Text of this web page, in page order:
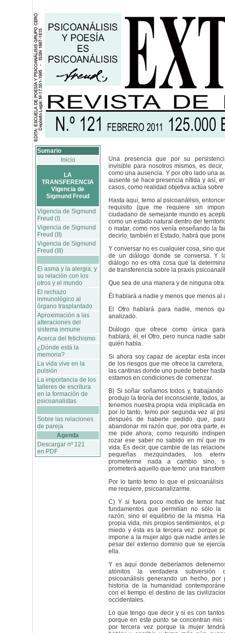
Sumario
Inicio
LA
TRANSFERENCIA
Vigencia de
Sigmund Freud
Vigencia de Sigmund
Freud (I)
Vigencia de Sigmund
Freud (II)
Vigencia de Sigmund
Freud (III)
El asma y la alergia, y
su relación con los
otros y el mundo
El rechazo
inmunológico al
órgano trasplantado
Aproximación a las
alteraciones del
sistema inmune
Acerca del fetichismo
¿Dónde está la
memoria?
La vida vive en la
pulsión
La importancia de los
talleres de escritura
en la formación de
psicoanalistas
Sobre las relaciones
de pareja
Agenda
Descargar nº 121
en PDF
Una presencia que por su
invisible para nosotros mismos, es
como una ausencia. Y por otro lado una
ausente se hace presencia nítida y así,
casos, como realidad objetiva actúa sobre
Hasta aquí, temo al psicoanálisis,
requisito (que me requiere sin
ciudadano de semejante mundo es
como un estado natural dentro del
o matar, como nos venía enseñando la
decirlo, también el Estado, habrá que
Y conversar no es cualquier cosa, sino
de un diálogo donde se conversa. Y
diálogo no es otra cosa que la
de transferencia sobre la praxis
Que sea de una manera y de ninguna otra:
Él hablará a nadie y menos que menos al
El Otro hablará para nadie, menos
analizado.
Diálogo que ofrece como única
hablará, él, el Otro, pero nunca nadie
quién habla.
Si ahora soy capaz de aceptar esta
de los riesgos que me ofrece la
las cantinas donde uno puede beber
estamos en condiciones de comenzar.
B) Si soñar soñamos todos y,
produjo la teoría del inconsciente, todos,
tenemos nuestra propia vida implicada
por lo tanto, temo por segunda vez al
después de haberle pedido que,
abandonar mi razón que, por otra parte,
me pide ahora, como requisito
rozar ese saber no sabido en mí que
vida. Es decir, que cambie de las
pequeñas mezquindades, los
prometerme nada a cambio sino,
prometerá aquello que temo: una
Por lo tanto temo lo que el
me requiere, psicoanalizarme.
C) Y si fuera poco motivo de temor
fundamentos que permitían no sólo la
razón, sino el equilibrio de la misma.
propia vida, mis propios sentimientos, el
miedo y ésta es la tercera vez: porque
impone a la mujer algo que nadie antes
pesar del extenso dominio que se
ella.
Y es aquí donde deberíamos
atónitos la verdadera subversión
psicoanálisis generando un hecho, por
historia de la humanidad
con el tiempo el destino de las
occidentales.
Lo que tengo que decir y si es con
porque en este punto se concentran mis
por tercera vez porque la mujer